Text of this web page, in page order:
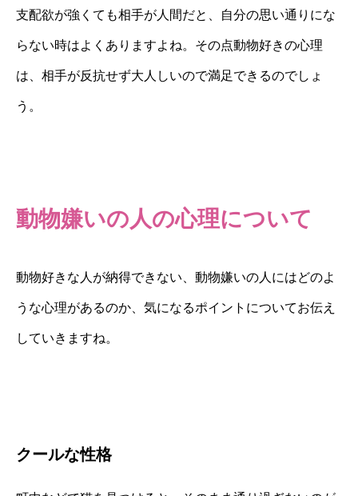
支配欲が強くても相手が人間だと、自分の思い通りにな
らない時はよくありますよね。その点動物好きの心理
は、相手が反抗せず大人しいので満足できるのでしょ
う。
動物嫌いの人の心理について
動物好きな人が納得できない、動物嫌いの人にはどのよ
うな心理があるのか、気になるポイントについてお伝え
していきますね。
クールな性格